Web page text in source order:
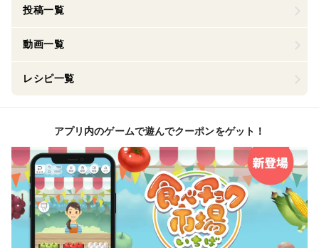
投稿一覧
動画一覧
レシピ一覧
アプリ内のゲームで遊んでクーポンをゲット！